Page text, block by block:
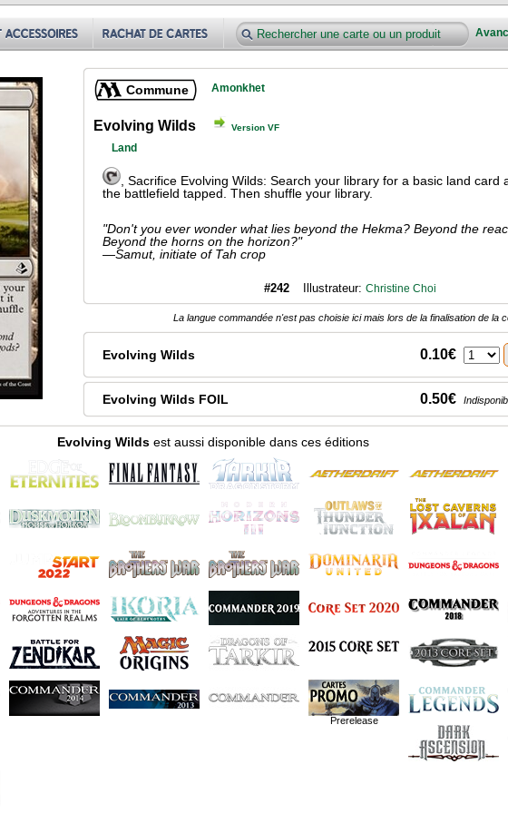
Commune Amonkhet
Evolving Wilds Version VF
Land
, Sacrifice Evolving Wilds: Search your library for a basic land card
the battlefield tapped. Then shuffle your library.
"Don't you ever wonder what lies beyond the Hekma? Beyond the
Beyond the horns on the horizon?"
—Samut, initiate of Tah crop
#242 Illustrateur: Christine Choi
La langue commandée n'est pas choisie ici mais lors de la finalisation de la
Evolving Wilds 0.10€
Evolving Wilds FOIL 0.50€
Evolving Wilds est aussi disponible dans ces éditions
Prerelease